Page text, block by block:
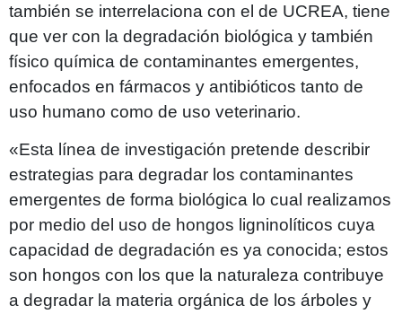
también se interrelaciona con el de UCREA, tiene
que ver con la degradación biológica y también
físico química de contaminantes emergentes,
enfocados en fármacos y antibióticos tanto de
uso humano como de uso veterinario.
«Esta línea de investigación pretende describir
estrategias para degradar los contaminantes
emergentes de forma biológica lo cual realizamos
por medio del uso de hongos ligninolíticos cuya
capacidad de degradación es ya conocida; estos
son hongos con los que la naturaleza contribuye
a degradar la materia orgánica de los árboles y